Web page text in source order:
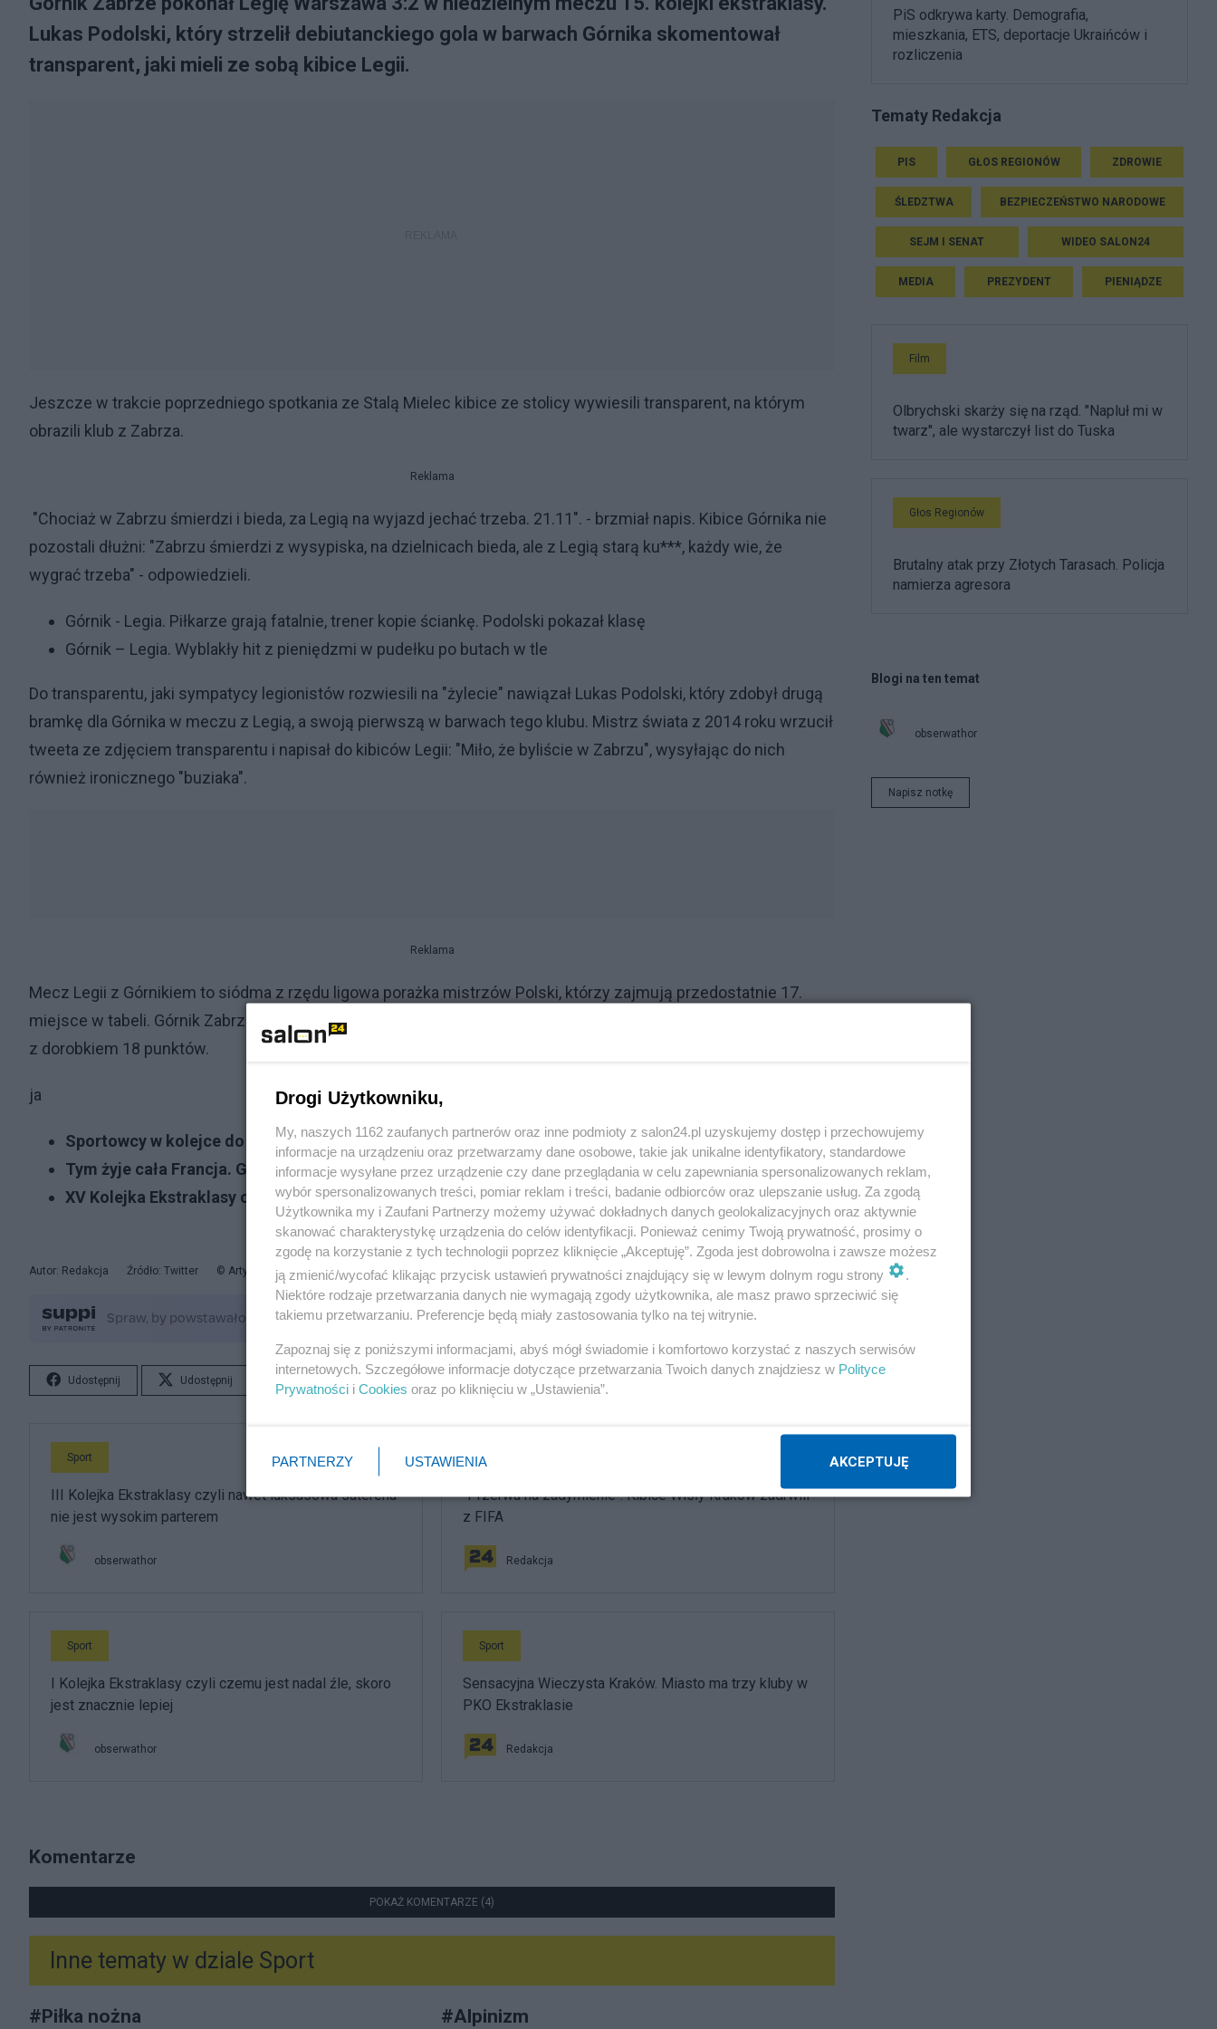
Lukas Podolski, który strzelił debiutanckiego gola w barwach Górnika skomentował
transparent, jaki mieli ze sobą kibice Legii.
Jeszcze w trakcie poprzedniego spotkania ze Stalą Mielec kibice ze stolicy wywiesili transparent, na którym
obrazili klub z Zabrza.
Reklama
"Chociaż w Zabrzu śmierdzi i bieda, za Legią na wyjazd jechać trzeba. 21.11". - brzmiał napis. Kibice Górnika nie
pozostali dłużni: "Zabrzu śmierdzi z wysypiska, na dzielnicach bieda, ale z Legią starą ku***, każdy wie, że
wygrać trzeba" - odpowiedzieli.
Górnik - Legia. Piłkarze grają fatalnie, trener kopie ściankę. Podolski pokazał klasę
Górnik – Legia. Wyblakły hit z pieniędzmi w pudełku po butach w tle
Do transparentu, jaki sympatycy legionistów rozwiesili na "żylecie" nawiązał Lukas Podolski, który zdobył drugą
bramkę dla Górnika w meczu z Legią, a swoją pierwszą w barwach tego klubu. Mistrz świata z 2014 roku wrzucił
tweeta ze zdjęciem transparentu i napisał do kibiców Legii: "Miło, że byliście w Zabrzu", wysyłając do nich
również ironicznego "buziaka".
Reklama
Mecz Legii z Górnikiem to siódma z rzędu ligowa porażka mistrzów Polski, którzy zajmują przedostatnie 17.
miejsce w tabeli. Górnik Zabrze po zwycięstwie nad Legią awansował na jedenaste miejsce w tabeli ekstraklasy
z dorobkiem 18 punktów.
ja
Sportowcy w kolejce do szczepienia. Boją się koronawirusa i straty kasy
Tym żyje cała Francja. Gwiazdor dostał cios butelką, mecz na szczycie przerwany
XV Kolejka Ekstraklasy czyli główka główce nierówna, a Cash i tak najważniejszy
Autor: Redakcja Źródło: Twitter © Artykuł jest chroniony prawem autorskim.
Udostępnij Udostępnij Skomentuj Obserwuj notkę
Sport
III Kolejka Ekstraklasy czyli nawet luksusowa suterena
nie jest wysokim parterem
obserwathor
Sport
"Przerwa na zadymienie". Kibice Wisły Kraków zadrwili
z FIFA
Redakcja
Sport
I Kolejka Ekstraklasy czyli czemu jest nadal źle, skoro
jest znacznie lepiej
obserwathor
Sport
Sensacyjna Wieczysta Kraków. Miasto ma trzy kluby w
PKO Ekstraklasie
Redakcja
Komentarze
POKAŻ KOMENTARZE (4)
Inne tematy w dziale Sport
#Piłka nożna #Alpinizm
PiS odkrywa karty. Demografia,
mieszkania, ETS, deportacje Ukraińców i
rozliczenia
Tematy Redakcja
PIS GŁOS REGIONÓW ZDROWIE
ŚLEDZTWA BEZPIECZEŃSTWO NARODOWE
SEJM I SENAT WIDEO SALON24
MEDIA PREZYDENT PIENIĄDZE
Film
Olbrychski skarży się na rząd. "Napluł mi w
twarz", ale wystarczył list do Tuska
Głos Regionów
Brutalny atak przy Złotych Tarasach. Policja
namierza agresora
Blogi na ten temat
obserwathor
Napisz notkę
Drogi Użytkowniku,
My, naszych 1162 zaufanych partnerów oraz inne podmioty z salon24.pl uzyskujemy dostęp i przechowujemy
informacje na urządzeniu oraz przetwarzamy dane osobowe, takie jak unikalne identyfikatory, standardowe
informacje wysyłane przez urządzenie czy dane przeglądania w celu zapewniania spersonalizowanych reklam,
wybór spersonalizowanych treści, pomiar reklam i treści, badanie odbiorców oraz ulepszanie usług. Za zgodą
Użytkownika my i Zaufani Partnerzy możemy używać dokładnych danych geolokalizacyjnych oraz aktywnie
skanować charakterystykę urządzenia do celów identyfikacji. Ponieważ cenimy Twoją prywatność, prosimy o
zgodę na korzystanie z tych technologii poprzez kliknięcie „Akceptuję”. Zgoda jest dobrowolna i zawsze możesz
ją zmienić/wycofać klikając przycisk ustawień prywatności znajdujący się w lewym dolnym rogu strony
.
Niektóre rodzaje przetwarzania danych nie wymagają zgody użytkownika, ale masz prawo sprzeciwić się
takiemu przetwarzaniu. Preferencje będą miały zastosowania tylko na tej witrynie.
Zapoznaj się z poniższymi informacjami, abyś mógł świadomie i komfortowo korzystać z naszych serwisów
internetowych. Szczegółowe informacje dotyczące przetwarzania Twoich danych znajdziesz w Polityce
Prywatności i Cookies oraz po kliknięciu w „Ustawienia”.
PARTNERZY USTAWIENIA AKCEPTUJĘ